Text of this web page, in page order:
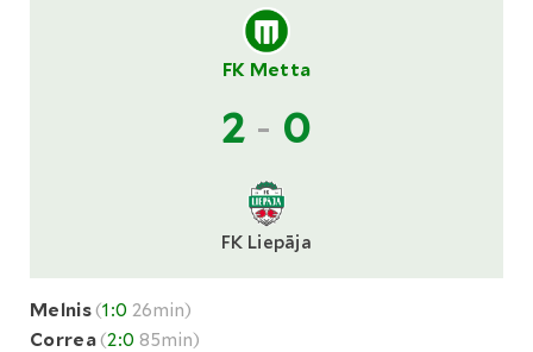
FK Metta
2 - 0
FK Liepāja
Melnis(1:0 26min)
Correa(2:0 85min)